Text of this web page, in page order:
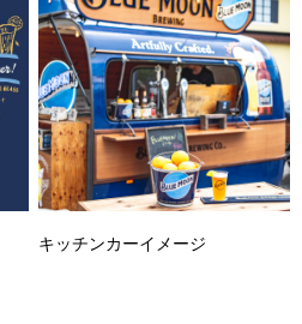
キッチンカーイメージ